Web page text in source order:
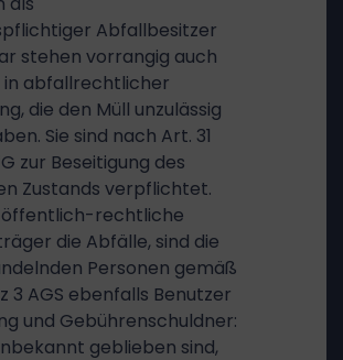
Abfallbesitzer
stehen vorrangig auch
in abfallrechtlicher
die den Müll unzulässig
Sie sind nach Art. 31
zur Beseitigung des
Zustands verpflichtet.
rechtliche
die Abfälle, sind die
Personen gemäß
3 AGS ebenfalls Benutzer
und Gebührenschuldner:
geblieben sind,